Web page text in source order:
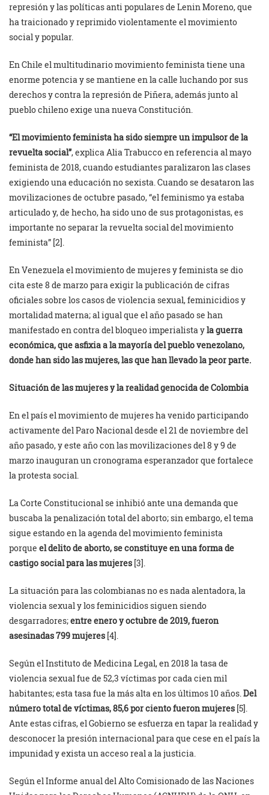
represión y las políticas anti populares de Lenin Moreno, que
ha traicionado y reprimido violentamente el movimiento
social y popular.
En Chile el multitudinario movimiento feminista tiene una
enorme potencia y se mantiene en la calle luchando por sus
derechos y contra la represión de Piñera, además junto al
pueblo chileno exige una nueva Constitución.
“El movimiento feminista ha sido siempre un impulsor de la
revuelta social”, explica Alia Trabucco en referencia al mayo
feminista de 2018, cuando estudiantes paralizaron las clases
exigiendo una educación no sexista. Cuando se desataron las
movilizaciones de octubre pasado, “el feminismo ya estaba
articulado y, de hecho, ha sido uno de sus protagonistas, es
importante no separar la revuelta social del movimiento
feminista” [2].
En Venezuela el movimiento de mujeres y feminista se dio
cita este 8 de marzo para exigir la publicación de cifras
oficiales sobre los casos de violencia sexual, feminicidios y
mortalidad materna; al igual que el año pasado se han
manifestado en contra del bloqueo imperialista yla guerra
económica, que asfixia a la mayoría del pueblo venezolano,
donde han sido las mujeres, las que han llevado la peor parte.
Situación de las mujeres y la realidad genocida de Colombia
En el país el movimiento de mujeres ha venido participando
activamente del Paro Nacional desde el 21 de noviembre del
año pasado, y este año con las movilizaciones del 8 y 9 de
marzo inauguran un cronograma esperanzador que fortalece
la protesta social.
La Corte Constitucional se inhibió ante una demanda que
buscaba la penalización total del aborto; sin embargo, el tema
sigue estando en la agenda del movimiento feminista
porque el delito de aborto, se constituye en una forma de
castigo social para las mujeres [3].
La situación para las colombianas no es nada alentadora, la
violencia sexual y los feminicidios siguen siendo
desgarradores;entre enero y octubre de 2019, fueron
asesinadas 799 mujeres [4].
Según el Instituto de Medicina Legal, en 2018 la tasa de
violencia sexual fue de 52,3 víctimas por cada cien mil
habitantes; esta tasa fue la más alta en los últimos 10 años.Del
número total de víctimas, 85,6 por ciento fueron mujeres [5].
Ante estas cifras, el Gobierno se esfuerza en tapar la realidad y
desconocer la presión internacional para que cese en el país la
impunidad y exista un acceso real a la justicia.
Según el Informe anual del Alto Comisionado de las Naciones